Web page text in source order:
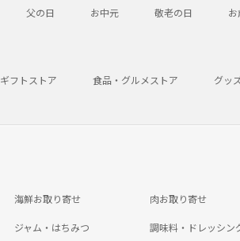
父の日 お中元 敬老の日
ギフトストア 食品・グルメストア グッ
海鮮お取り寄せ 肉お取り寄せ
ジャム・はちみつ 調味料・ドレッシン